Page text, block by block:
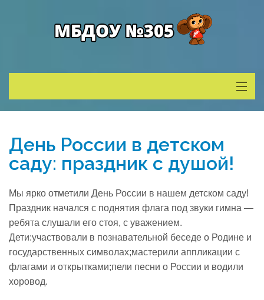
Деятельность
Учитель года
Противодействие коррупции
День России в детском
саду: праздник с душой!
Мы ярко отметили День России в нашем детском саду!
Праздник начался с поднятия флага под звуки гимна —
ребята слушали его стоя, с уважением.
Дети:участвовали в познавательной беседе о Родине и
государственных символах;мастерили аппликации с
флагами и открытками;пели песни о России и водили
хоровод.